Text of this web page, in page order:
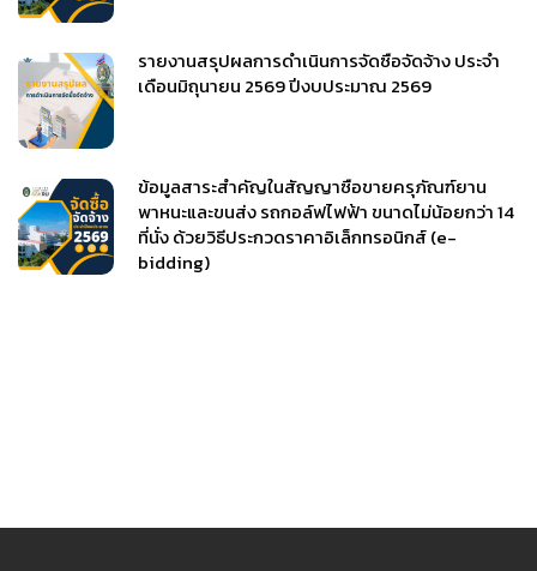
รายงานสรุปผลการดำเนินการจัดซื้อจัดจ้าง ประจำ
เดือนมิถุนายน 2569 ปีงบประมาณ 2569
ข้อมูลสาระสำคัญในสัญญาซื้อขายครุภัณฑ์ยาน
พาหนะและขนส่ง รถกอล์ฟไฟฟ้า ขนาดไม่น้อยกว่า 14
ที่นั่ง ด้วยวิธีประกวดราคาอิเล็กทรอนิกส์ (e-
bidding)